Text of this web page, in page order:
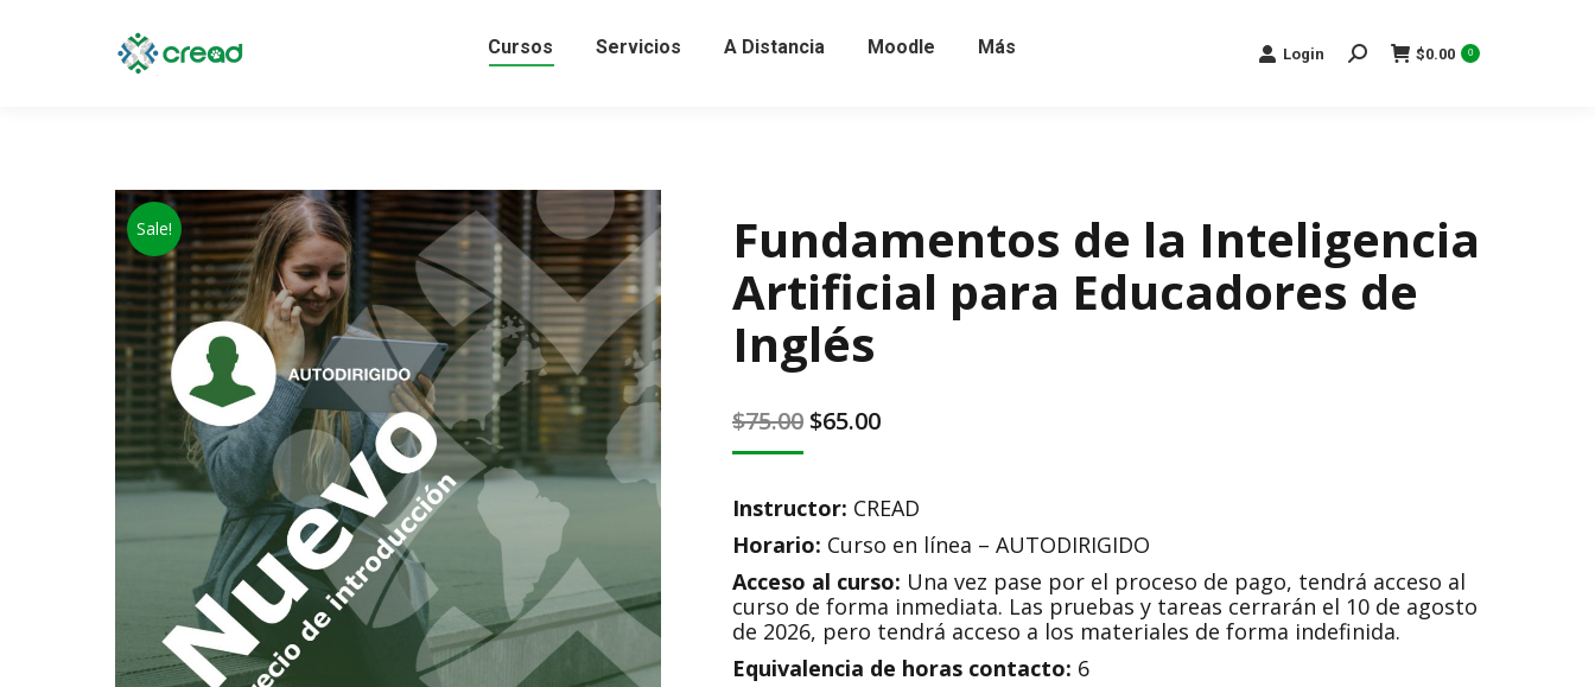
Cursos Servicios A Distancia Moodle Más Login Search:$0.00 0
Sale!
Fundamentos de la Inteligencia
Artificial para Educadores de
Inglés
$75.00 Original
$75.00.
$65.00Current
$65.00.
Instructor: CREAD
Horario: Curso en línea – AUTODIRIGIDO
Acceso al curso: Una vez pase por el proceso de pago, tendrá acceso al
curso de forma inmediata. Las pruebas y tareas cerrarán el 10 de agosto
de 2026, pero tendrá acceso a los materiales de forma indefinida.
Equivalencia de horas contacto: 6